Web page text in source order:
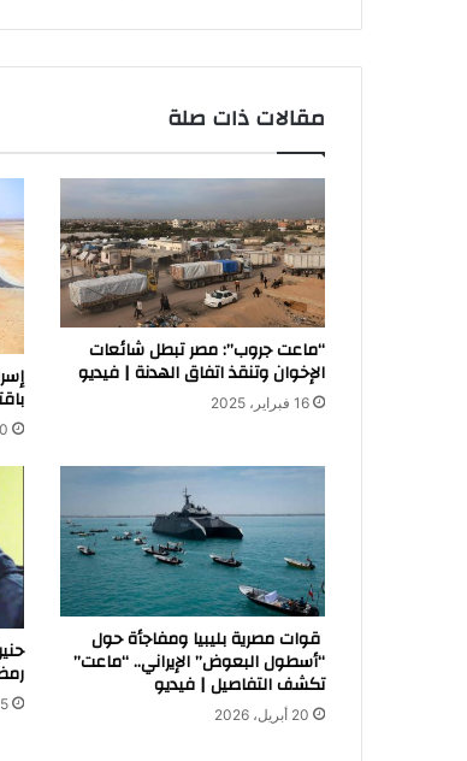
مقالات ذات صلة
“ماعت جروب”: مصر تبطل شائعات
الإخوان وتنقذ اتفاق الهدنة | فيديو
16 فبراير، 2025
30
قوات مصرية بليبيا ومفاجأة حول
“أسطول البعوض” الإيراني.. “ماعت”
تكشف التفاصيل | فيديو
20 أبريل، 2026
5 مارس، 2025